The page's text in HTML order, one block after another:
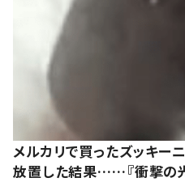
メルカリで買ったズッキー
放置した結果……『衝撃の